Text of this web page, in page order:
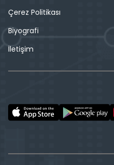
Çerez Politikası
Biyografi
İletişim